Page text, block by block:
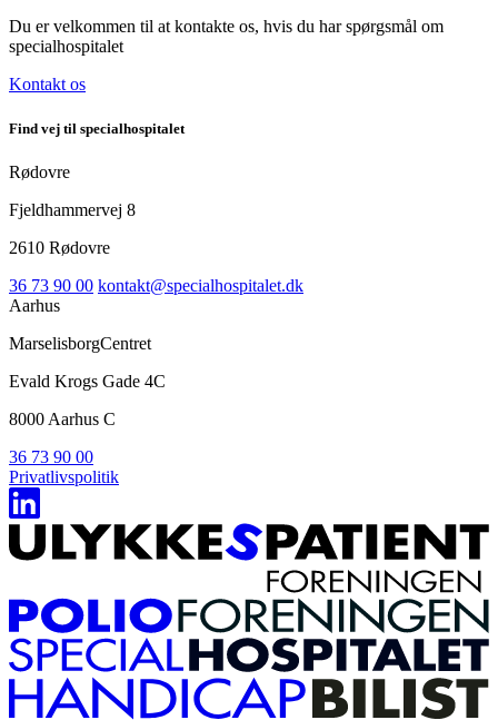
Du er velkommen til at kontakte os, hvis du har spørgsmål om
specialhospitalet
Kontakt os
Find vej til specialhospitalet
Rødovre
Fjeldhammervej 8
2610 Rødovre
36 73 90 00 kontakt@specialhospitalet.dk
Aarhus
MarselisborgCentret
Evald Krogs Gade 4C
8000 Aarhus C
36 73 90 00
Privatlivspolitik